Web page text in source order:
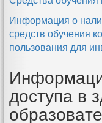
Информация о
средств обучения
пользования для
доступа в